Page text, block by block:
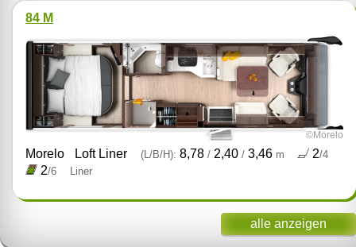
84 M
©Morelo
Morelo Loft Liner (L/B/H): 8,78 /2,40 /3,46 m 2/4
2/6 Liner
alle anzeigen